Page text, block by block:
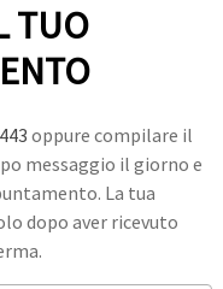
TUO
oppure compilare il
messaggio il giorno e
La tua
dopo aver ricevuto